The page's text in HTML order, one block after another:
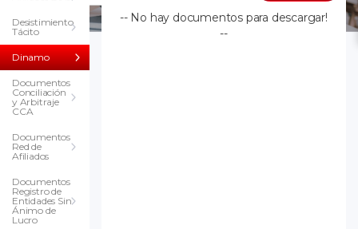
Desistimiento
Tácito
Dinamo
Documentos
Conciliación
y Arbitraje
CCA
Documentos
Red de
Afiliados
Documentos
Registro de
Entidades Sin
Ánimo de
Lucro
-- No hay documentos para descargar!
--